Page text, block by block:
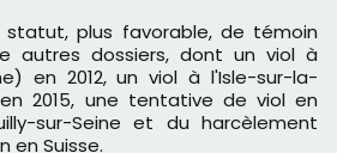
plus favorable, de témoin
autres dossiers, dont un viol à
en 2012, un viol à l'Isle-sur-la-
2015, une tentative de viol en
sur-Seine et du harcèlement
en Suisse.